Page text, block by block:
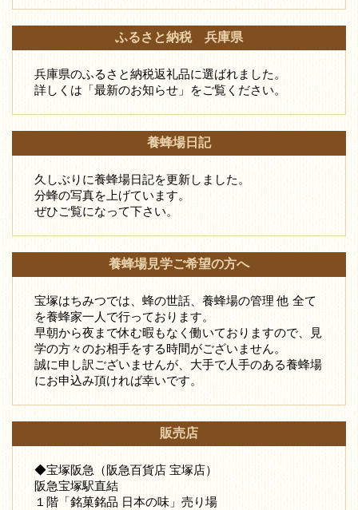
ふるさと納税 兵庫県
兵庫県のふるさと納税返礼品に選ばれました。
詳しくは「最新のお知らせ」をご覧ください。
養蜂場日記
久しぶりに養蜂場日記を更新しました。
分蜂の写真を上げています。
ぜひご覧になって下さい。
養蜂場見学ご希望の方へ
宝塚はちみつでは、蜂の世話、養蜂場の管理 他 全て
を養蜂家一人で行っております。
早朝から夜まで休む暇もなく働いておりますので、見
学の方々のお相手をする時間がございません。
誠に申し訳ございませんが、大手で人手のある養蜂場
にお申込み頂ければ幸いです。
販売店
◆宝塚阪急（阪急百貨店 宝塚店）
阪急宝塚駅直結
１階「銘菓銘品 日本の味」売り場